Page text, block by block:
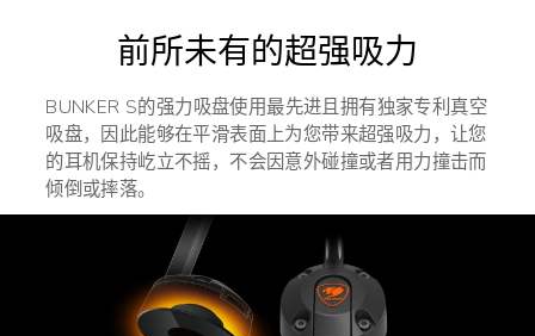
前所未有的超强吸力
BUNKER S的强力吸盘使用最先进且拥有独家专利真空
吸盘，因此能够在平滑表面上为您带来超强吸力，让您
的耳机保持屹立不摇，不会因意外碰撞或者用力撞击而
倾倒或摔落。